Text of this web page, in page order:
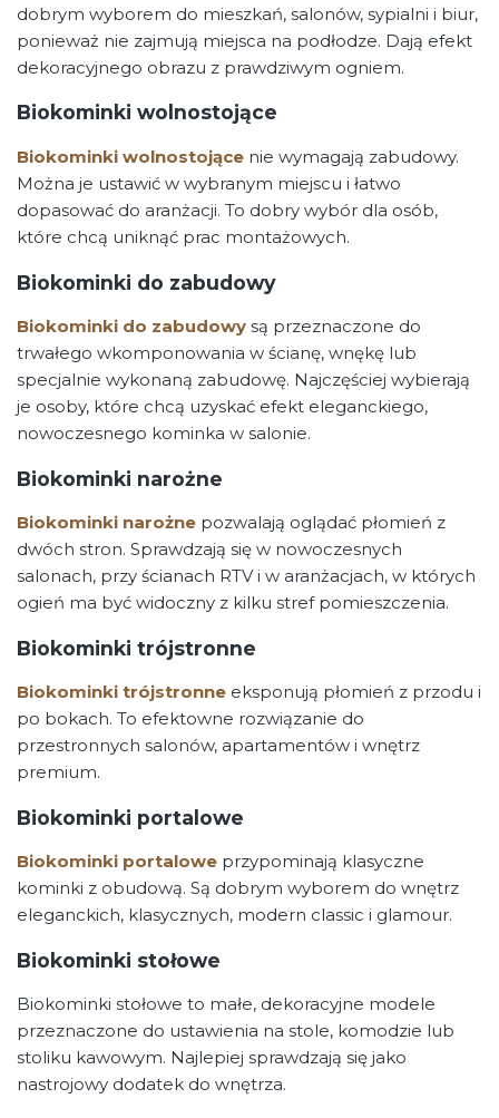
dobrym wyborem do mieszkań, salonów, sypialni i biur,
ponieważ nie zajmują miejsca na podłodze. Dają efekt
dekoracyjnego obrazu z prawdziwym ogniem.
Biokominki wolnostojące
Biokominki wolnostojące nie wymagają zabudowy.
Można je ustawić w wybranym miejscu i łatwo
dopasować do aranżacji. To dobry wybór dla osób,
które chcą uniknąć prac montażowych.
Biokominki do zabudowy
Biokominki do zabudowy są przeznaczone do
trwałego wkomponowania w ścianę, wnękę lub
specjalnie wykonaną zabudowę. Najczęściej wybierają
je osoby, które chcą uzyskać efekt eleganckiego,
nowoczesnego kominka w salonie.
Biokominki narożne
Biokominki narożne pozwalają oglądać płomień z
dwóch stron. Sprawdzają się w nowoczesnych
salonach, przy ścianach RTV i w aranżacjach, w których
ogień ma być widoczny z kilku stref pomieszczenia.
Biokominki trójstronne
Biokominki trójstronne eksponują płomień z przodu i
po bokach. To efektowne rozwiązanie do
przestronnych salonów, apartamentów i wnętrz
premium.
Biokominki portalowe
Biokominki portalowe przypominają klasyczne
kominki z obudową. Są dobrym wyborem do wnętrz
eleganckich, klasycznych, modern classic i glamour.
Biokominki stołowe
Biokominki stołowe to małe, dekoracyjne modele
przeznaczone do ustawienia na stole, komodzie lub
stoliku kawowym. Najlepiej sprawdzają się jako
nastrojowy dodatek do wnętrza.